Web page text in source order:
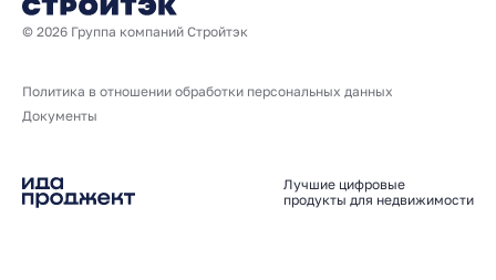
© 2026 Группа компаний Стройтэк
Политика в отношении обработки персональных данных
Документы
Лучшие цифровые
продукты для недвижимости